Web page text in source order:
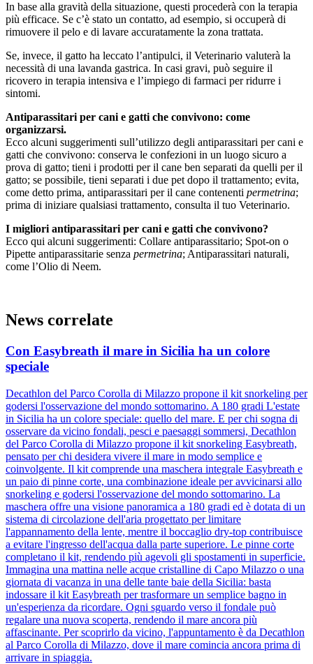
In base alla gravità della situazione, questi procederà con la terapia
più efficace. Se c’è stato un contatto, ad esempio, si occuperà di
rimuovere il pelo e di lavare accuratamente la zona trattata.
Se, invece, il gatto ha leccato l’antipulci, il Veterinario valuterà la
necessità di una lavanda gastrica. In casi gravi, può seguire il
ricovero in terapia intensiva e l’impiego di farmaci per ridurre i
sintomi.
Antiparassitari per cani e gatti che convivono: come
organizzarsi.
Ecco alcuni suggerimenti sull’utilizzo degli antiparassitari per cani e
gatti che convivono: conserva le confezioni in un luogo sicuro a
prova di gatto; tieni i prodotti per il cane ben separati da quelli per il
gatto; se possibile, tieni separati i due pet dopo il trattamento; evita,
come detto prima, antiparassitari per il cane contenenti permetrina;
prima di iniziare qualsiasi trattamento, consulta il tuo Veterinario.
I migliori antiparassitari per cani e gatti che convivono?
Ecco qui alcuni suggerimenti: Collare antiparassitario; Spot-on o
Pipette antiparassitarie senza permetrina; Antiparassitari naturali,
come l’Olio di Neem.
News correlate
Con Easybreath il mare in Sicilia ha un colore
speciale
Decathlon del Parco Corolla di Milazzo propone il kit snorkeling per
godersi l'osservazione del mondo sottomarino. A 180 gradi L'estate
in Sicilia ha un colore speciale: quello del mare. E per chi sogna di
osservare da vicino fondali, pesci e paesaggi sommersi, Decathlon
del Parco Corolla di Milazzo propone il kit snorkeling Easybreath,
pensato per chi desidera vivere il mare in modo semplice e
coinvolgente. Il kit comprende una maschera integrale Easybreath e
un paio di pinne corte, una combinazione ideale per avvicinarsi allo
snorkeling e godersi l'osservazione del mondo sottomarino. La
maschera offre una visione panoramica a 180 gradi ed è dotata di un
sistema di circolazione dell'aria progettato per limitare
l'appannamento della lente, mentre il boccaglio dry-top contribuisce
a evitare l'ingresso dell'acqua dalla parte superiore. Le pinne corte
completano il kit, rendendo più agevoli gli spostamenti in superficie.
Immagina una mattina nelle acque cristalline di Capo Milazzo o una
giornata di vacanza in una delle tante baie della Sicilia: basta
indossare il kit Easybreath per trasformare un semplice bagno in
un'esperienza da ricordare. Ogni sguardo verso il fondale può
regalare una nuova scoperta, rendendo il mare ancora più
affascinante. Per scoprirlo da vicino, l'appuntamento è da Decathlon
al Parco Corolla di Milazzo, dove il mare comincia ancora prima di
arrivare in spiaggia.